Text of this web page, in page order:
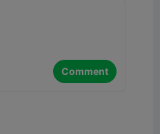
Comment